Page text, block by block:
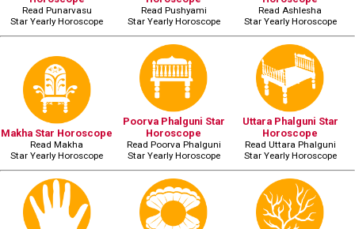
Read Punarvasu
Star Yearly Horoscope
Read Pushyami
Star Yearly Horoscope
Read Ashlesha
Star Yearly Horoscope
Makha Star Horoscope
Read Makha
Star Yearly Horoscope
Poorva Phalguni Star
Horoscope
Read Poorva Phalguni
Star Yearly Horoscope
Uttara Phalguni Star
Horoscope
Read Uttara Phalguni
Star Yearly Horoscope